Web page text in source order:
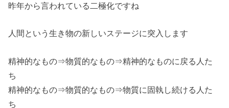
昨年から言われている二極化ですね
人間という生き物の新しいステージに突入します
精神的なもの⇒物質的なもの⇒精神的なものに戻る人た
ち
精神的なもの⇒物質的なもの⇒物質に固執し続ける人た
ち